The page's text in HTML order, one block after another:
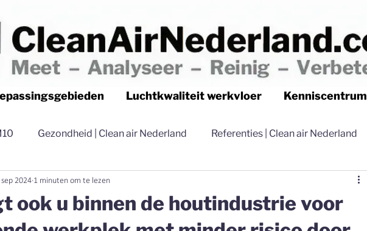
Luchtkwaliteit werkvloer Kenniscentrum
Gezondheid | Clean air Nederland Referenties | Clean air Nederland
Luchtfilteren | Clean air Nederland
ook u binnen de houtindustrie voor
2024 1 minuten om te lezen